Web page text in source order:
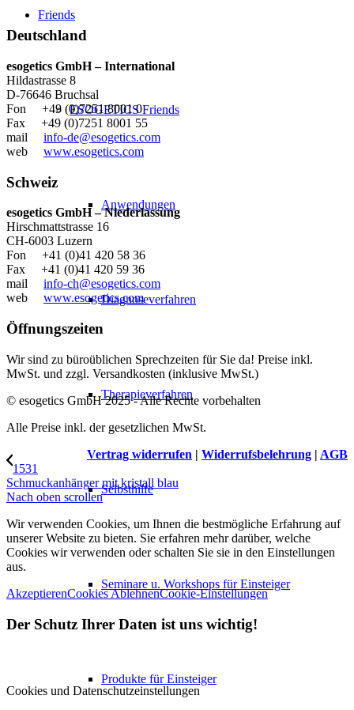
Friends
ESOGETICS Friends
Anwendungen
Diagnoseverfahren
Therapieverfahren
Selbsthilfe
Seminare u. Workshops für Einsteiger
Produkte für Einsteiger
Deutschland
esogetics GmbH – International
Hildastrasse 8
D-76646 Bruchsal
Fon +49 (0)7251 8001 0
Fax +49 (0)7251 8001 55
mail info-de@esogetics.com
web www.esogetics.com
Schweiz
esogetics GmbH – Niederlassung
Hirschmattstrasse 16
CH-6003 Luzern
Fon +41 (0)41 420 58 36
Fax +41 (0)41 420 59 36
mail info-ch@esogetics.com
web www.esogetics.com
Öffnungszeiten
Wir sind zu büroüblichen Sprechzeiten für Sie da! Preise inkl.
MwSt. und zzgl. Versandkosten (inklusive MwSt.)
© esogetics GmbH 2025 - Alle Rechte vorbehalten
Alle Preise inkl. der gesetzlichen MwSt.
Vertrag widerrufen | Widerrufsbelehrung | AGB
1531
Schmuckanhänger mit kristall blau
Nach oben scrollen
Wir verwenden Cookies, um Ihnen die bestmögliche Erfahrung auf
unserer Website zu bieten. Sie erfahren mehr darüber, welche
Cookies wir verwenden oder schalten Sie sie in den Einstellungen
aus.
AkzeptierenCookies AblehnenCookie-Einstellungen
Der Schutz Ihrer Daten ist uns wichtig!
Cookies und Datenschutzeinstellungen